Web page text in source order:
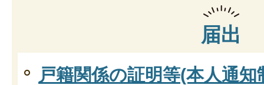
届出
戸籍関係の証明等(本人通